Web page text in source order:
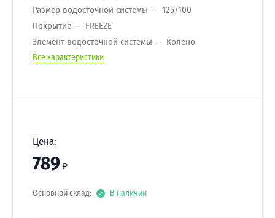
Размер водосточной системы
125/100
Покрытие
FREEZE
Элемент водосточной системы
Колено
Все характеристики
Цена:
789 ₽
Основной склад: В наличии